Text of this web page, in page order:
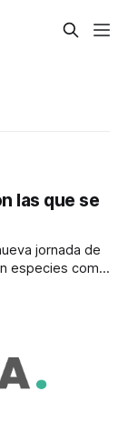
las que se
jornada de
especies como